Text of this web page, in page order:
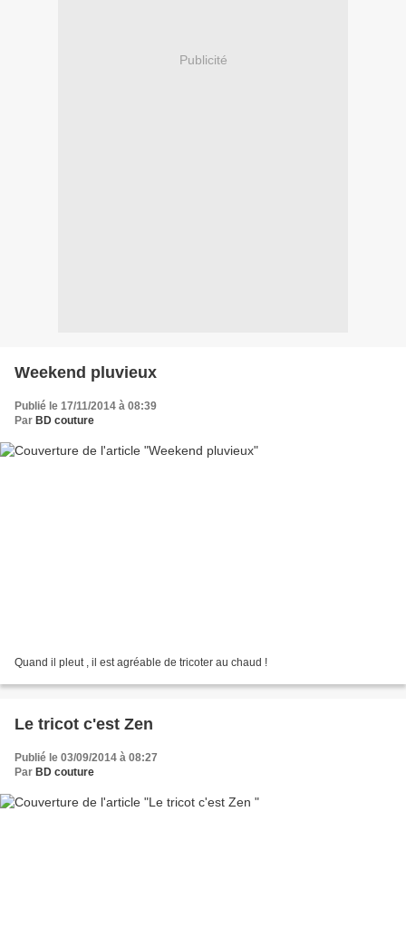
Publicité
Weekend pluvieux
Publié le 17/11/2014 à 08:39
Par BD couture
Quand il pleut , il est agréable de tricoter au chaud !
Le tricot c'est Zen
Publié le 03/09/2014 à 08:27
Par BD couture